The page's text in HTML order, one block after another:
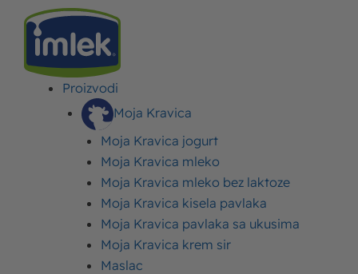
Proizvodi
Moja Kravica
Moja Kravica jogurt
Moja Kravica mleko
Moja Kravica mleko bez laktoze
Moja Kravica kisela pavlaka
Moja Kravica pavlaka sa ukusima
Moja Kravica krem sir
Maslac
>VESTI>FLERT STRONG – SNAGA KAFE!
Flert strong – Snaga kafe!
14. jun 2018. Ažurirano: 31. jul 2026. Autor:Imlek